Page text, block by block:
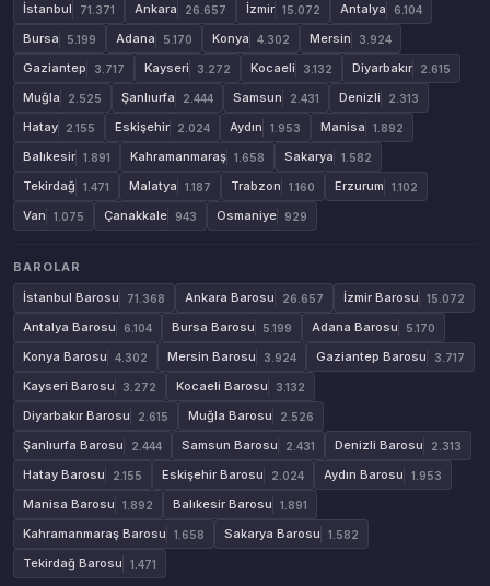
İstanbul
71.371 Ankara 26.657 İzmir 15.072 Antalya 6.104
Bursa 5.199 Adana 5.170 Konya 4.302 Mersin 3.924
Gaziantep 3.717 Kayseri 3.272 Kocaeli 3.132 Diyarbakır 2.615
Muğla 2.525 Şanlıurfa 2.444 Samsun 2.431 Denizli 2.313
Hatay 2.155 Eskişehir 2.024 Aydın 1.953 Manisa 1.892
Balıkesir 1.891 Kahramanmaraş 1.658 Sakarya 1.582
Tekirdağ 1.471 Malatya 1.187 Trabzon 1.160 Erzurum 1.102
Van 1.075 Çanakkale 943 Osmaniye 929
BAROLAR
İstanbul Barosu
71.368 Ankara Barosu 26.657 İzmir Barosu 15.072
Antalya Barosu 6.104 Bursa Barosu 5.199 Adana Barosu 5.170
Konya Barosu 4.302 Mersin Barosu 3.924 Gaziantep Barosu 3.717
Kayseri Barosu 3.272 Kocaeli Barosu 3.132
Diyarbakır Barosu 2.615 Muğla Barosu 2.526
Şanlıurfa Barosu 2.444 Samsun Barosu 2.431 Denizli Barosu 2.313
Hatay Barosu 2.155 Eskişehir Barosu 2.024 Aydın Barosu 1.953
Manisa Barosu 1.892 Balıkesir Barosu 1.891
Kahramanmaraş Barosu 1.658 Sakarya Barosu 1.582
Tekirdağ Barosu 1.471